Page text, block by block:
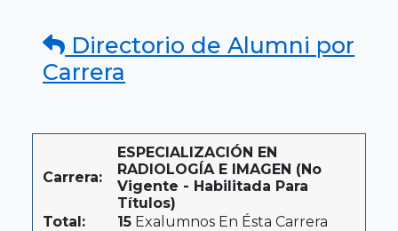
Directorio de Alumni por
Carrera
Carrera:
ESPECIALIZACIÓN EN
RADIOLOGÍA E IMAGEN (No
Vigente - Habilitada Para
Títulos)
Total:
15 Exalumnos En Ésta Carrera